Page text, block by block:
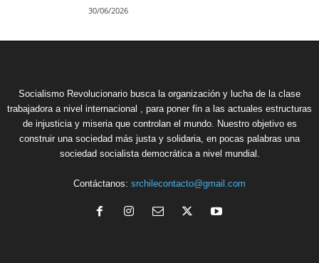
30/06/2026
Socialismo Revolucionario busca la organización y lucha de la clase
trabajadora a nivel internacional , para poner fin a las actuales estructuras
de injusticia y miseria que controlan el mundo. Nuestro objetivo es
construir una sociedad más justa y solidaria, en pocas palabras una
sociedad socialista democrática a nivel mundial.
Contáctanos: srchilecontacto@gmail.com